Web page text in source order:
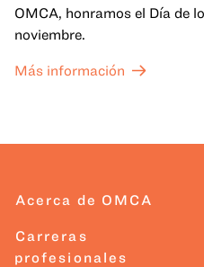
OMCA, honramos el Día de
noviembre.
Más información
Acerca de OMCA
Carreras
profesionales